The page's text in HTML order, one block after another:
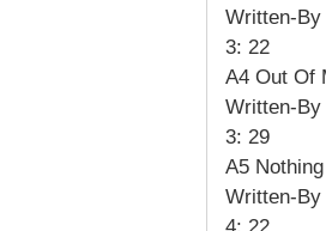
Written-By
3: 22
A4 Out
Written-By
3: 29
A5
Written-